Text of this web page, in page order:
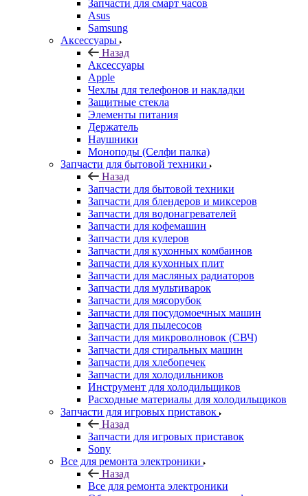
Чехлы для телефонов и накладки
Защитные стекла
Элементы питания
Держатель
Наушники
Моноподы (Селфи палка)
Запчасти для бытовой техники
Назад
Запчасти для бытовой техники
Запчасти для блендеров и миксеров
Запчасти для водонагревателей
Запчасти для кофемашин
Запчасти для кулеров
Запчасти для кухонных комбаинов
Запчасти для кухонных плит
Запчасти для масляных радиаторов
Запчасти для мультиварок
Запчасти для мясорубок
Запчасти для посудомоечных машин
Запчасти для пылесосов
Запчасти для микроволновок (СВЧ)
Запчасти для стиральных машин
Запчасти для хлебопечек
Запчасти для холодильников
Инструмент для холодильщиков
Расходные материалы для холодильщиков
Запчасти для игровых приставок
Назад
Запчасти для игровых приставок
Sony
Все для ремонта электроники
Назад
Все для ремонта электроники
Оборудование для ремонта телефонов
Инструменты для ремонта телефонов
Монтажные столы, магнитные коврики
Скальпели, лезвия сменные
Системы хранения
Скотчи, изолента
Тачскрины